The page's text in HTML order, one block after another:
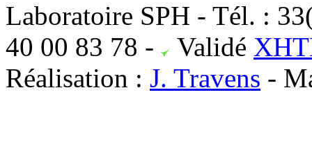
Laboratoire SPH - Tél. :
40 00 83 78 - Validé
Réalisation : J. Travens -